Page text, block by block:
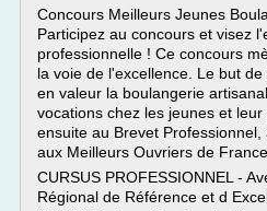
Concours Meilleurs Jeunes
Participez au concours et visez
professionnelle ! Ce concours
la voie de l'excellence. Le but
en valeur la boulangerie
vocations chez les jeunes et
ensuite au Brevet
aux Meilleurs Ouvriers de France.
CURSUS PROFESSIONNEL -
Régional de Référence et d